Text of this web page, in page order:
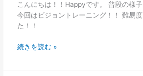
こんにちは！！Happyです。 普段の様
今回はビジョントレーニング！！ 難易
た！！
ン
ト
レ
ー
ニ
続きを読む »